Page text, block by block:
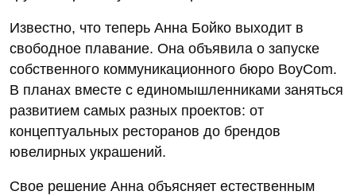
Известно, что теперь Анна Бойко выходит в
свободное плавание. Она объявила о запуске
собственного коммуникационного бюро BoyCom.
В планах вместе с единомышленниками заняться
развитием самых разных проектов: от
концептуальных ресторанов до брендов
ювелирных украшений.
Свое решение Анна объясняет естественным